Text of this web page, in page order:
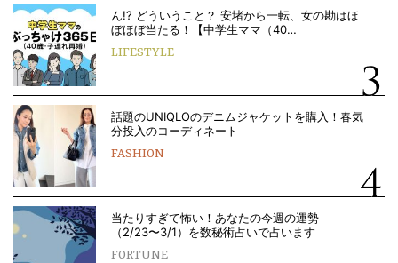
ん!? どういうこと？ 安堵から一転、女の勘はほ
ぼほぼ当たる！【中学生ママ（40…
LIFESTYLE
話題のUNIQLOのデニムジャケットを購入！春気
分投入のコーディネート
FASHION
当たりすぎて怖い！あなたの今週の運勢
（2/23〜3/1）を数秘術占いで占います
FORTUNE